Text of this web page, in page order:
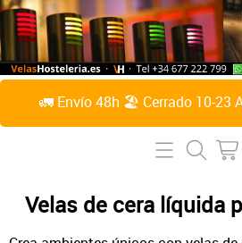
🚛 Envío 48h 🏖️ Cerrado 10-23
Inicio
Tienda Online
Lámparas de
Preguntas
Velas de cera líquida